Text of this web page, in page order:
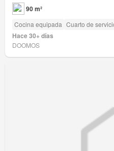
90 m²
Cocina equipada Cuarto de
Hace 30+ días
DOOMOS